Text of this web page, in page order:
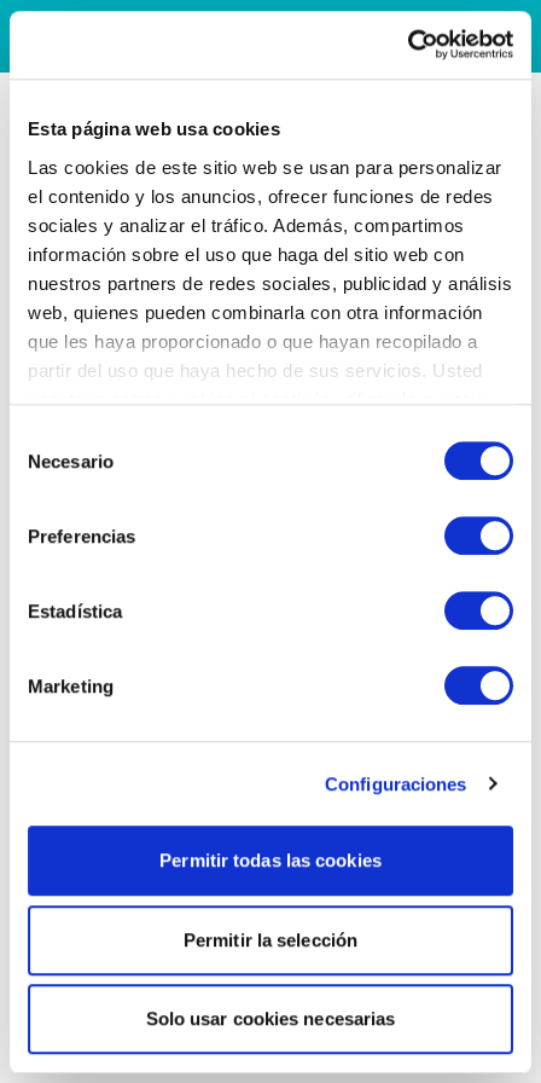
Esta página web usa cookies
Las cookies de este sitio web se usan para personalizar
el contenido y los anuncios, ofrecer funciones de redes
sociales y analizar el tráfico. Además, compartimos
información sobre el uso que haga del sitio web con
nuestros partners de redes sociales, publicidad y análisis
web, quienes pueden combinarla con otra información
que les haya proporcionado o que hayan recopilado a
partir del uso que haya hecho de sus servicios. Usted
Necesario
Preferencias
Estadística
Marketing
Configuraciones
Permitir todas las cookies
Permitir la selección
Solo usar cookies necesarias